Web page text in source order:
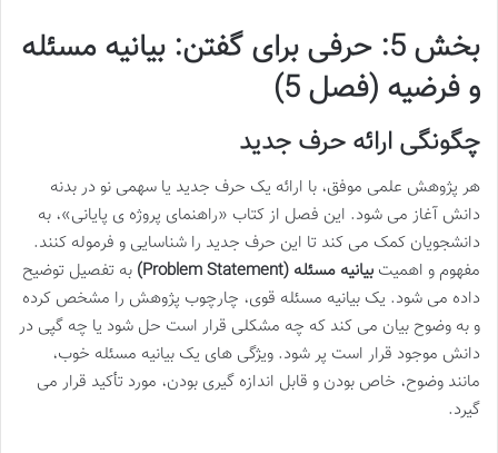
بخش 5: حرفی برای گفتن: بیانیه مسئله
و فرضیه (فصل 5)
چگونگی ارائه حرف جدید
هر پژوهش علمی موفق، با ارائه یک حرف جدید یا سهمی نو در بدنه
دانش آغاز می شود. این فصل از کتاب «راهنمای پروژه ی پایانی»، به
دانشجویان کمک می کند تا این حرف جدید را شناسایی و فرموله کنند.
مفهوم و اهمیت بیانیه مسئله (Problem Statement)
به تفصیل توضیح
داده می شود. یک بیانیه مسئله قوی، چارچوب پژوهش را مشخص کرده
و به وضوح بیان می کند که چه مشکلی قرار است حل شود یا چه گپی در
دانش موجود قرار است پر شود. ویژگی های یک بیانیه مسئله خوب،
مانند وضوح، خاص بودن و قابل اندازه گیری بودن، مورد تأکید قرار می
گیرد.